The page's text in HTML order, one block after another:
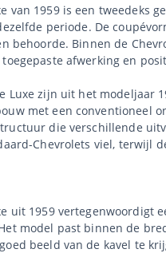
van 1959 is een tweedeks
periode. De
behoorde. Binnen de
afwerking en
Luxe zijn uit het modeljaar
met een conventioneel
die verschillende
Chevrolets viel, terwijl
uit 1959
model past binnen de
beeld van de kavel te